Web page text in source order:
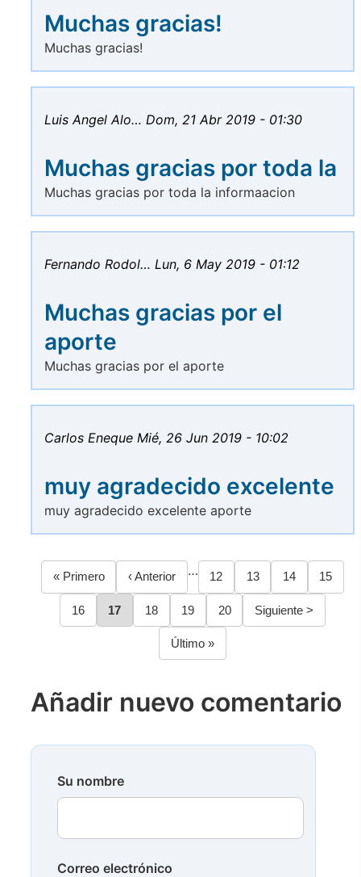
Muchas gracias!
Muchas gracias!
Luis Angel Alo… Dom, 21 Abr 2019 - 01:30
Muchas gracias por toda la
Muchas gracias por toda la informaacion
Fernando Rodol… Lun, 6 May 2019 - 01:12
Muchas gracias por el
aporte
Muchas gracias por el aporte
Carlos Eneque Mié, 26 Jun 2019 - 10:02
muy agradecido excelente
muy agradecido excelente aporte
Paginación
Primera
página
« Primero
Página
anterior
‹ Anterior … Página
12 Página
13 Página
14 Página
15
Página
16 Página
17 Página
18 Página
19 Página
20
Siguiente
página
Siguiente >
Última
página
Último »
Añadir nuevo comentario
Su nombre
Correo electrónico